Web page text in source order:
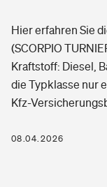
Photovoltaik
Wärmepumpen
Pri­vate Haft­pflicht­
Gesundheit
Private
Hier erfahren Sie
(SCORPIO
Kraftstoff: Diesel,
die Typklasse nur
Kfz-
08.04.2026